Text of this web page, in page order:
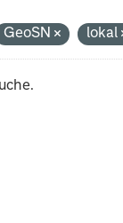
GeoSN lokal